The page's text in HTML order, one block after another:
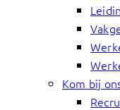
Kom bij